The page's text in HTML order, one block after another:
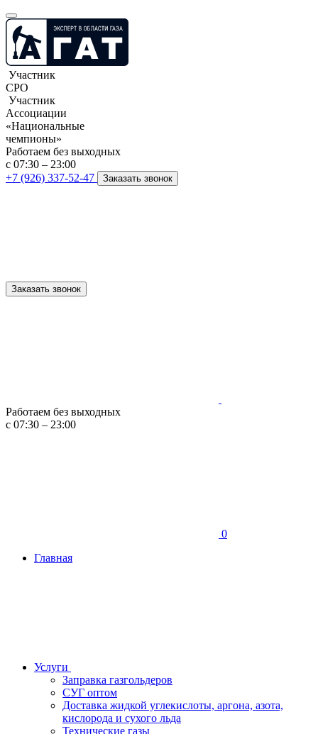
Участник
СРО
Участник
Ассоциации
«Национальные
чемпионы»
Работаем без выходных
с 07:30 – 23:00
+7 (926) 337-52-47
Заказать звонок
Заказать звонок
Работаем без выходных
с 07:30 – 23:00
0
Главная
Услуги
Заправка газгольдеров
СУГ оптом
Доставка жидкой углекислоты, аргона, азота,
кислорода и сухого льда
Технические газы